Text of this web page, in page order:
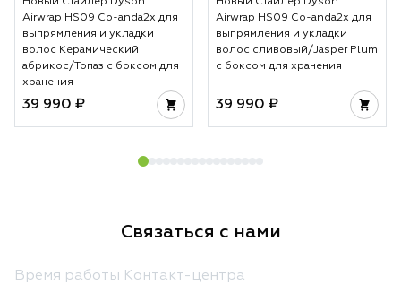
Airwrap HS09 Co-anda2x для
выпрямления и укладки
волос Керамический
абрикос/Топаз с боксом для
хранения
39 990 ₽
Airwrap HS09 Co-anda2x для
выпрямления и укладки
волос сливовый/Jasper Plum
с боксом для хранения
39 990 ₽
Связаться с нами
Время работы Контакт-центра